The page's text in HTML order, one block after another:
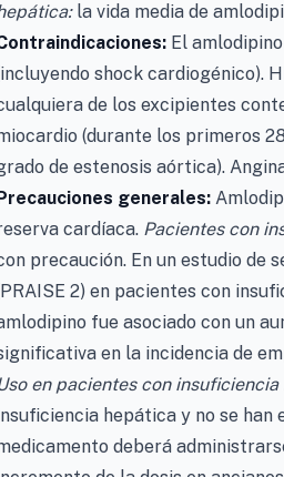
la vida media de
El
shock cardiogénico).
de los excipientes
(durante los primeros
de estenosis aórtica).
generales:
cardíaca. Pacientes con
precaución. En un estudio de
2) en pacientes con
fue asociado con un
en la incidencia de
en pacientes con
hepática y no se
deberá